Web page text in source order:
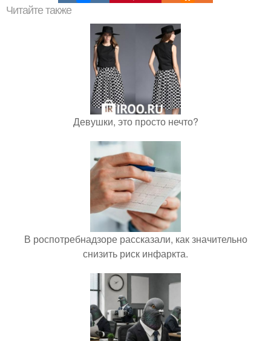
Читайте также
Девушки, это просто нечто?
В роспотребнадзоре рассказали, как значительно
снизить риск инфаркта.